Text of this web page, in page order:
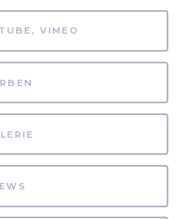
VIMEO